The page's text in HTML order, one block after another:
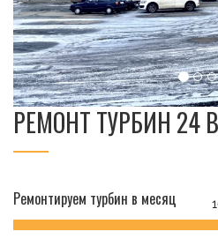
РЕМОНТ ТУРБИН 24
Ремонтируем турбин в месяц